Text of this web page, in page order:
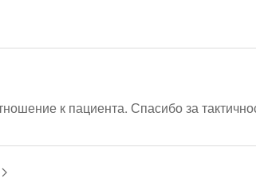
к пациента. Спасибо за